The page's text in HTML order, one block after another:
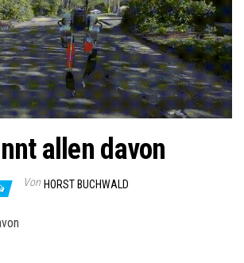
allen davon
Von HORST BUCHWALD